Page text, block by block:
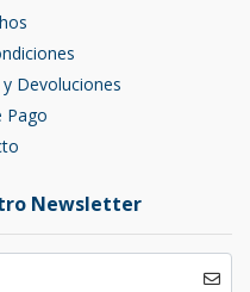
Devoluciones
Pago
Newsletter